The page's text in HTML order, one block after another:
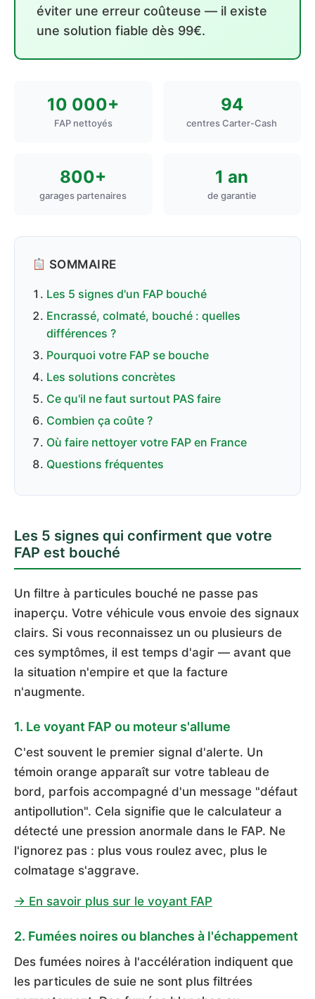
éviter une erreur coûteuse — il existe
une solution fiable dès 99€.
10 000+
FAP nettoyés
94
centres Carter-Cash
800+
garages partenaires
1 an
de garantie
SOMMAIRE
Les 5 signes d'un FAP bouché
Encrassé, colmaté, bouché : quelles
différences ?
Pourquoi votre FAP se bouche
Les solutions concrètes
Ce qu'il ne faut surtout PAS faire
Combien ça coûte ?
Où faire nettoyer votre FAP en France
Questions fréquentes
Les 5 signes qui confirment que votre
FAP est bouché
Un filtre à particules bouché ne passe pas
inaperçu. Votre véhicule vous envoie des signaux
clairs. Si vous reconnaissez un ou plusieurs de
ces symptômes, il est temps d'agir — avant que
la situation n'empire et que la facture
n'augmente.
1. Le voyant FAP ou moteur s'allume
C'est souvent le premier signal d'alerte. Un
témoin orange apparaît sur votre tableau de
bord, parfois accompagné d'un message "défaut
antipollution". Cela signifie que le calculateur a
détecté une pression anormale dans le FAP. Ne
l'ignorez pas : plus vous roulez avec, plus le
colmatage s'aggrave.
→ En savoir plus sur le voyant FAP
2. Fumées noires ou blanches à l'échappement
Des fumées noires à l'accélération indiquent que
les particules de suie ne sont plus filtrées